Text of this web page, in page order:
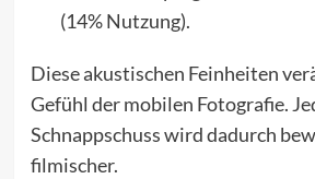
(14% Nutzung).
Diese akustischen Feinheiten
Gefühl der mobilen Fotografie.
Schnappschuss wird dadurch
filmischer.